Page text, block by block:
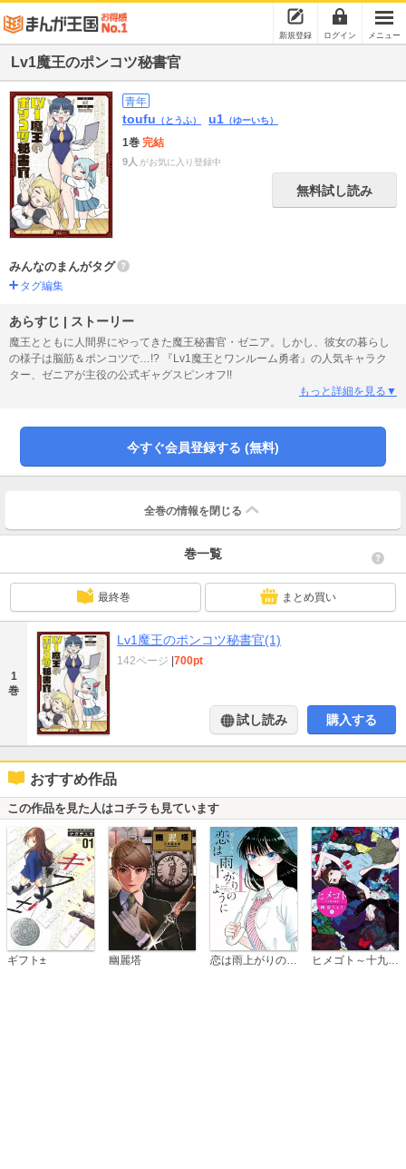
新規登録 ログイン メニュー
Lv1魔王のポンコツ秘書官
青年
toufu （とうふ） u1 （ゆーいち）
1巻 完結
9人 がお気に入り登録中
無料試し読み
みんなのまんがタグ
タグ編集
あらすじ | ストーリー
魔王とともに人間界にやってきた魔王秘書官・ゼニア。しかし、彼女の暮らし
の様子は脳筋＆ポンコツで…!? 『Lv1魔王とワンルーム勇者』の人気キャラク
ター、ゼニアが主役の公式ギャグスピンオフ!!
もっと詳細を見る▼
今すぐ会員登録する (無料)
全巻の情報を 閉じる
巻一覧
最終巻 まとめ買い
1
巻
Lv1魔王のポンコツ秘書官(1)
142ページ |700pt
試し読み 購入する
おすすめ作品
この作品を見た人はコチラも見ています
ギフト± 幽麗塔 ヒメゴト～十九歳の制服～